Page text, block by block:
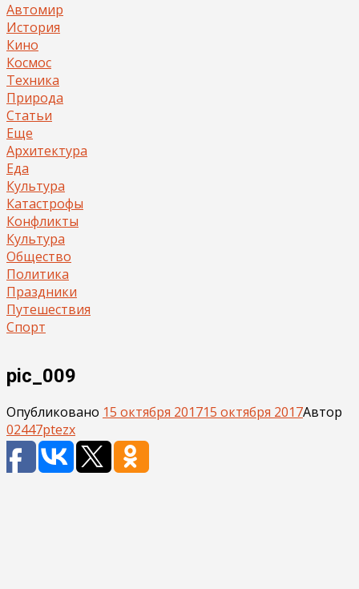
Автомир
История
Кино
Космос
Техника
Природа
Статьи
Еще
Архитектура
Еда
Культура
Катастрофы
Конфликты
Культура
Общество
Политика
Праздники
Путешествия
Спорт
pic_009
Опубликовано 15 октября 201715 октября 2017Автор
02447ptezx